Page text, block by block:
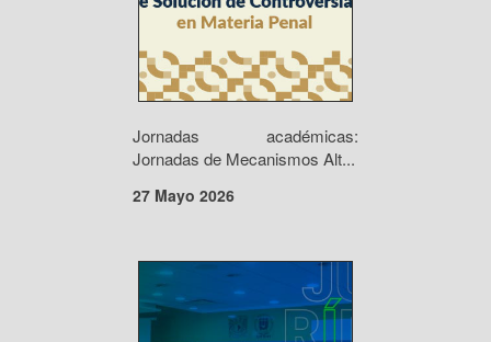
Jornadas académicas:
Jornadas de Mecanismos Alt...
27 Mayo 2026